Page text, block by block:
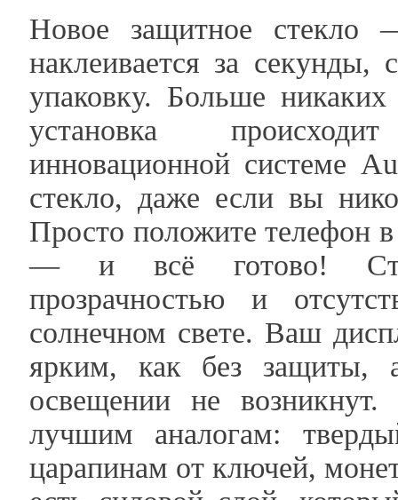
Новое защитное стекло
наклеивается за
упаковку. Больше
установка
инновационной системе
стекло, даже если вы
Просто положите телефон
— и всё готово!
прозрачностью и
солнечном свете. Ваш
ярким, как без защиты,
освещении не
лучшим аналогам:
царапинам от ключей,